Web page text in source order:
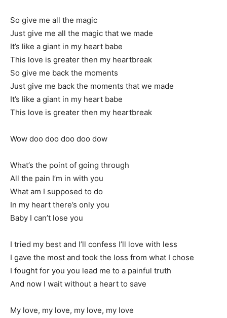
So give me all the magic
Just give me all the magic that we made
It’s like a giant in my heart babe
This love is greater then my heartbreak
So give me back the moments
Just give me back the moments that we made
It’s like a giant in my heart babe
This love is greater then my heartbreak
Wow doo doo doo doo dow
What’s the point of going through
All the pain I’m in with you
What am I supposed to do
In my heart there’s only you
Baby I can’t lose you
I tried my best and I’ll confess I’ll love with less
I gave the most and took the loss from what I chose
I fought for you you lead me to a painful truth
And now I wait without a heart to save
My love, my love, my love, my love